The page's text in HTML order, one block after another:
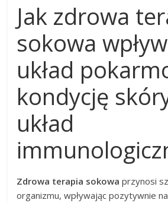
Jak zdrowa
sokowa
układ
kondycję
układ
Zdrowa terapia sokowa przynosi
organizmu, wpływając pozytywnie